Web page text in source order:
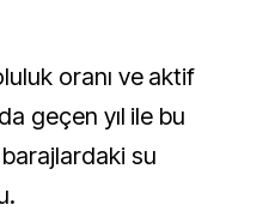
oranı ve aktif
geçen yıl ile bu
su